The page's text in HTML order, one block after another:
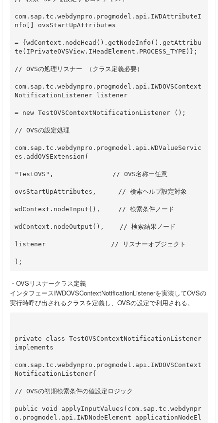
com.sap.tc.webdynpro.progmodel.api.IWDAttributeI
nfo[] ovsStartUpAttributes
= {wdContext.nodeHead().getNodeInfo().getAttribu
te(IPrivateOVSView.IHeadElement.PROCESS_TYPE)};
// OVSの処理リスナー （クラス定義必要）
com.sap.tc.webdynpro.progmodel.api.IWDOVSContext
NotificationListener listener
= new TestOVSContextNotificationListener ();
// OVSの設定処理
com.sap.tc.webdynpro.progmodel.api.WDValueServic
es.addOVSExtension(
"TestOVS",      　　　　　 // OVS名称ー任意
ovsStartUpAttributes,   　 // 検索ヘルプ設定対象
wdContext.nodeInput(),   　// 検索条件ノード
wdContext.nodeOutput(),    // 検索結果ノード
listener      　　　　　　 // リスナーオブジェクト
);
・OVSリスナークラス定義
インタフェースIWDOVSContextNotificationListenerを実装してOVSの
実行時呼び出されるクラスを定義し、OVSの設定で利用される。
private class TestOVSContextNotificationListener
implements
com.sap.tc.webdynpro.progmodel.api.IWDOVSContext
NotificationListener{
// OVSの初期検索条件の値設定ロジック
public void applyInputValues(com.sap.tc.webdynpr
o.progmodel.api.IWDNodeElement applicationNodeEl